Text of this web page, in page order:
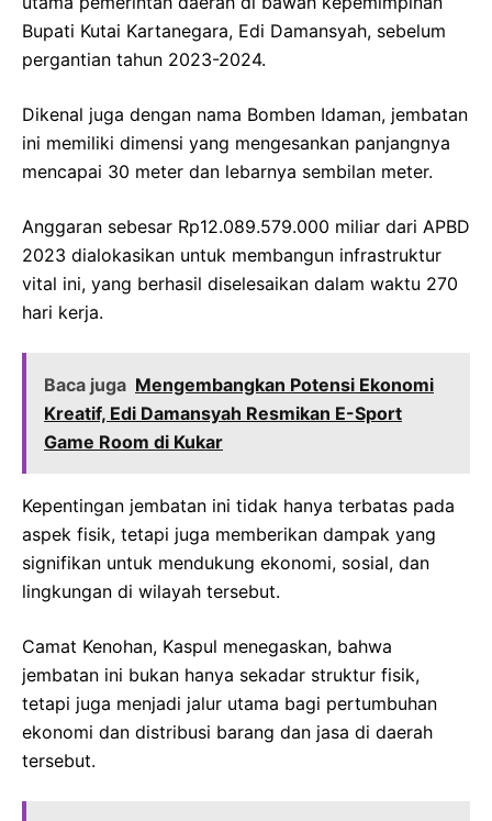
Bupati Kutai Kartanegara, Edi Damansyah, sebelum
pergantian tahun 2023-2024.
Dikenal juga dengan nama Bomben Idaman, jembatan
ini memiliki dimensi yang mengesankan panjangnya
mencapai 30 meter dan lebarnya sembilan meter.
Anggaran sebesar Rp12.089.579.000 miliar dari APBD
2023 dialokasikan untuk membangun infrastruktur
vital ini, yang berhasil diselesaikan dalam waktu 270
hari kerja.
Baca juga Mengembangkan Potensi Ekonomi
Kreatif, Edi Damansyah Resmikan E-Sport
Game Room di Kukar
Kepentingan jembatan ini tidak hanya terbatas pada
aspek fisik, tetapi juga memberikan dampak yang
signifikan untuk mendukung ekonomi, sosial, dan
lingkungan di wilayah tersebut.
Camat Kenohan, Kaspul menegaskan, bahwa
jembatan ini bukan hanya sekadar struktur fisik,
tetapi juga menjadi jalur utama bagi pertumbuhan
ekonomi dan distribusi barang dan jasa di daerah
tersebut.